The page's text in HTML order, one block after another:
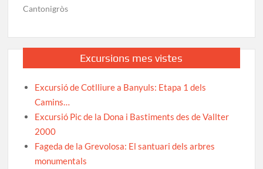
Cantonigròs
Excursions mes vistes
Excursió de Cotlliure a Banyuls: Etapa 1 dels
Camins…
Excursió Pic de la Dona i Bastiments des de Vallter
2000
Fageda de la Grevolosa: El santuari dels arbres
monumentals